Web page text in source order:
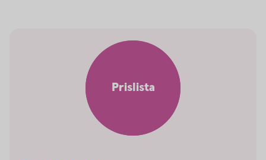
Prislista